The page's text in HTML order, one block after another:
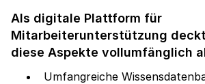
Als digitale Plattform für
Mitarbeiterunterstützung
diese Aspekte vollumfänglich
Umfangreiche